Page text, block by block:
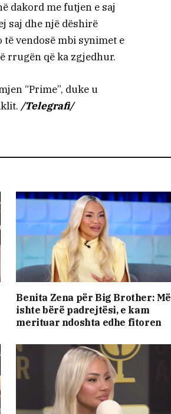
dakord me futjen e saj
saj dhe një dëshirë
vendosë mbi synimet e
rrugën që ka zgjedhur.
“Prime”, duke u
/Telegrafi/
Benita Zena për Big Brother: Më
ishte bërë padrejtësi, e kam
merituar ndoshta edhe fitoren